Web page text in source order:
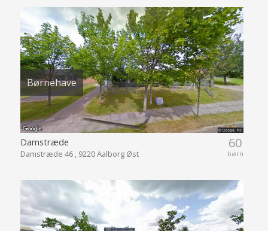
Børnehave
60
børn
Damstræde
Damstræde 46 , 9220 Aalborg Øst